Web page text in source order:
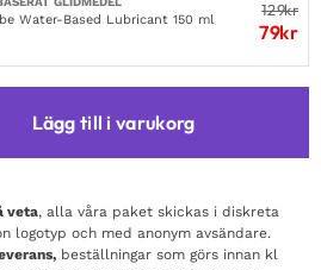
Water-Based Lubricant 150 ml
129kr
79kr
Lägg till i varukorg
veta, alla våra paket skickas i diskreta
logotyp och med anonym avsändare.
beställningar som görs innan kl